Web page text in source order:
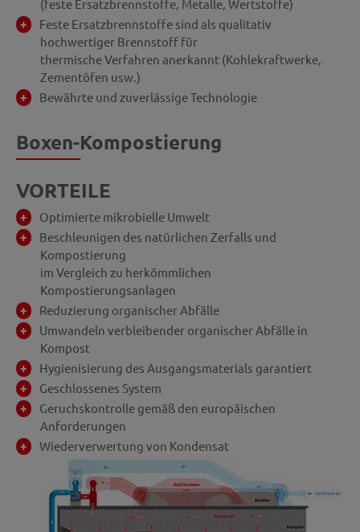
(feste Ersatzbrennstoffe, Metalle, Wertstoffe)
Feste Ersatzbrennstoffe sind als qualitativ
hochwertiger Brennstoff für
thermische Verfahren anerkannt (Kohlekraftwerke,
Zementöfen usw.)
Bewährte und zuverlässige Technologie
Boxen-Kompostierung
VORTEILE
Optimierte mikrobielle Umwelt
Beschleunigen des natürlichen Zerfalls und
Kompostierung
im Vergleich zu herkömmlichen
Kompostierungsanlagen
Reduzierung organischer Abfälle
Umwandeln verbleibender organischer Abfälle in
Kompost
Hygienisierung des Ausgangsmaterials garantiert
Geschlossenes System
Geruchskontrolle gemäß den europäischen
Anforderungen
Wiederverwertung von Kondensat